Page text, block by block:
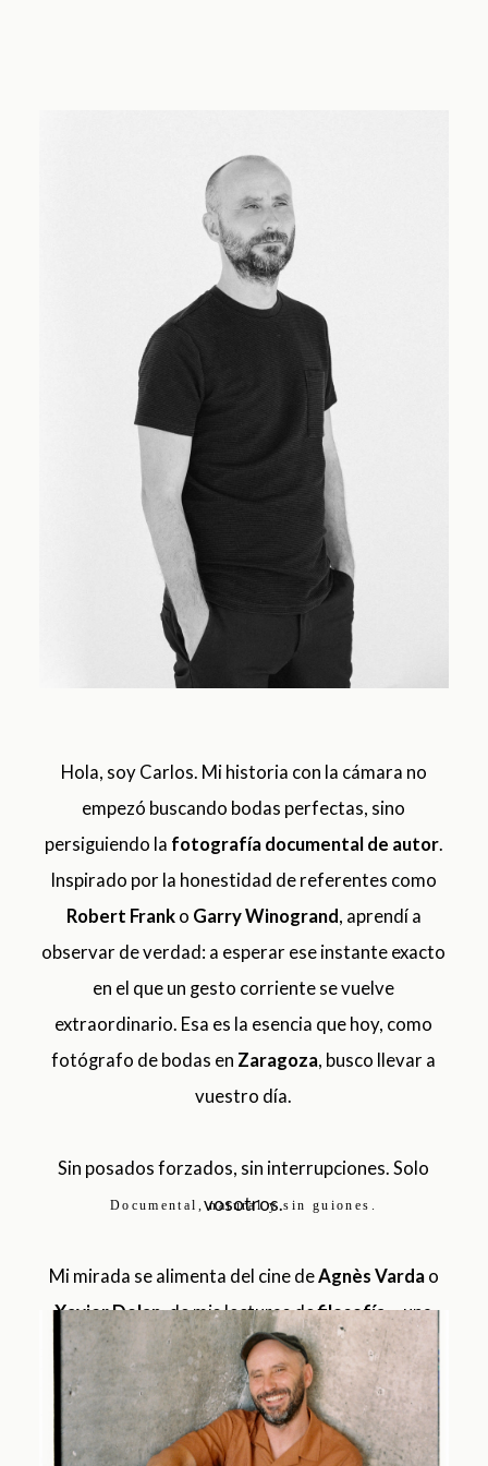
Hola, soy Carlos. Mi historia con la cámara no
empezó buscando bodas perfectas, sino
persiguiendo la fotografía documental de autor.
Inspirado por la honestidad de referentes como
Robert Franko Garry Winogrand, aprendí a
observar de verdad: a esperar ese instante exacto
en el que un gesto corriente se vuelve
extraordinario. Esa es la esencia que hoy, como
fotógrafo de bodas en Zaragoza, busco llevar a
vuestro día.
Sin posados forzados, sin interrupciones. Solo
vosotros.
Mi mirada se alimenta del cine deAgnès Vardao
Xavier Dolan, de mis lecturas defilosofía—una
carrera que estudio por pura pasión— y de los
versos de
Anne CarsonyMaría Zambrano
inspira en la calma de las pozas del Pirineo, en los
paseos con mi perra Lola y en la música deThe
Documental, natural y sin guiones.